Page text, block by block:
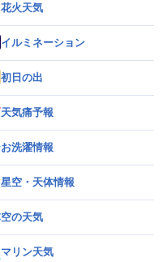
花火天気
イルミネーション
初日の出
天気痛予報
お洗濯情報
星空・天体情報
空の天気
マリン天気